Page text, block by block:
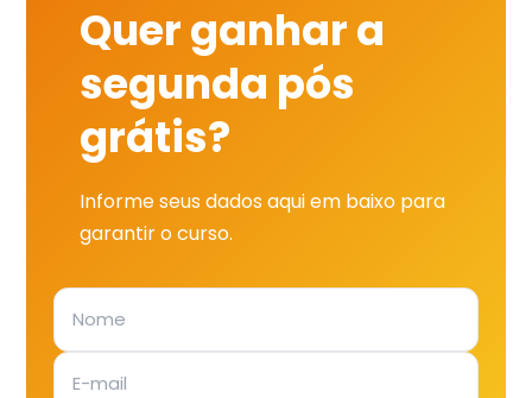
Quer ganhar a
segunda pós
grátis?
Informe seus dados aqui em baixo para
garantir o curso.